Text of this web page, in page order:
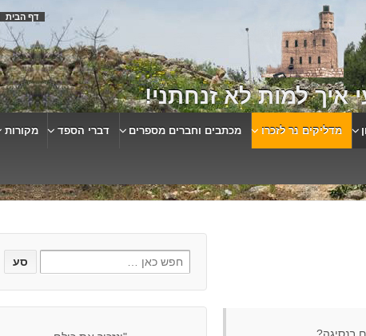
דף הבית
למות לא זנחתני!
מדליקים נר לזכרו מכתבים וחברים מספרים דברי הספד מקורות